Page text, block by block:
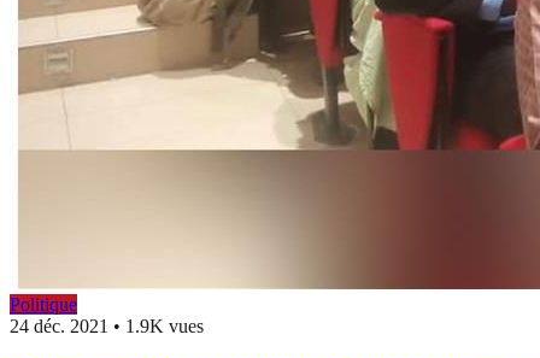
Politique
24 déc. 2021 • 1.9K vues